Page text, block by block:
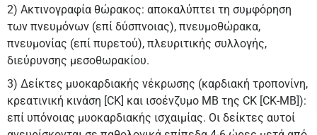
2) Ακτινογραφία θώρακος: αποκαλύπτει τη συμφόρηση
των πνευμόνων (επί δύσπνοιας), πνευμοθώρακα,
πνευμονίας (επί πυρετού), πλευριτικής συλλογής,
διεύρυνσης μεσοθωρακίου.
3) Δείκτες μυοκαρδιακής νέκρωσης (καρδιακή τροπονίνη,
κρεατινική κινάση [CK] και ισοένζυμο MB της CK [CK-MB]):
επί υπόνοιας μυοκαρδιακής ισχαιμίας. Οι δείκτες αυτοί